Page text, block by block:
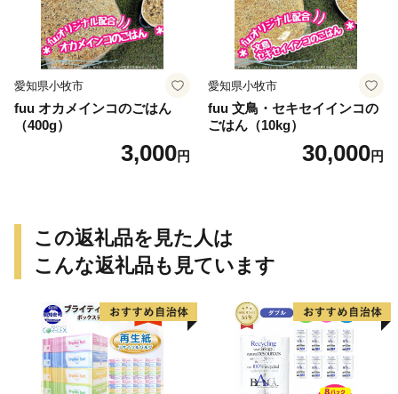
愛知県小牧市
fuu オカメインコのごはん
（400g）
3,000円
愛知県小牧市
fuu 文鳥・セキセイインコの
ごはん（10kg）
30,000円
この返礼品を見た人は
こんな返礼品も見ています